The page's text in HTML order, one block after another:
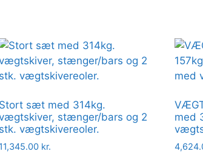
Stort sæt med 314kg.
stænger/bars og 2
stk. vægtskivereoler.
kr.
med